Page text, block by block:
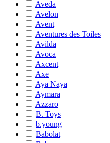
Aveda
Avelon
Avent
Aventures des Toiles
Avilda
Avoca
Axcent
Axe
Aya Naya
Aymara
Azzaro
B. Toys
b.young
Babolat